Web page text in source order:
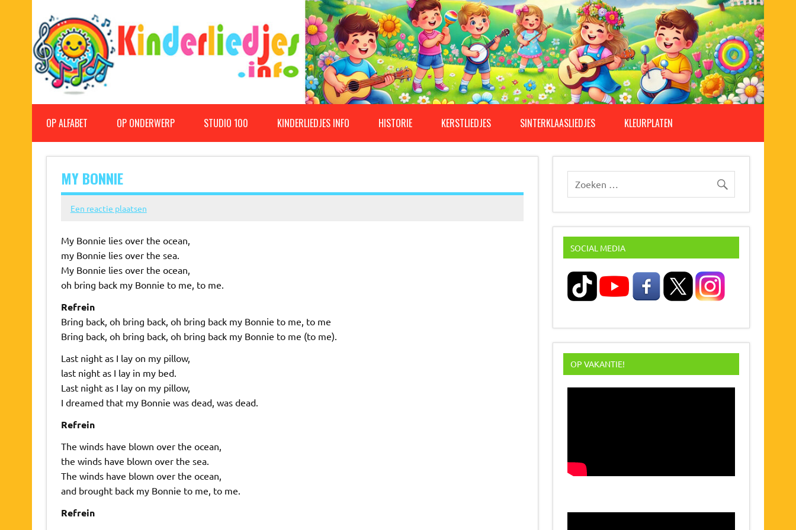
Kinderliedjes
OP ALFABET OP ONDERWERP STUDIO 100 KINDERLIEDJES INFO HISTORIE KERSTLIEDJES SINTERKLAASLIEDJES KLEURPLATEN
MY BONNIE
Een reactie plaatsen
My Bonnie lies over the ocean,
my Bonnie lies over the sea.
My Bonnie lies over the ocean,
oh bring back my Bonnie to me, to me.
Refrein
Bring back, oh bring back, oh bring back my Bonnie to me, to me
Bring back, oh bring back, oh bring back my Bonnie to me (to me).
Last night as I lay on my pillow,
last night as I lay in my bed.
Last night as I lay on my pillow,
I dreamed that my Bonnie was dead, was dead.
Refrein
The winds have blown over the ocean,
the winds have blown over the sea.
The winds have blown over the ocean,
and brought back my Bonnie to me, to me.
Refrein
SOCIAL MEDIA
OP VAKANTIE!